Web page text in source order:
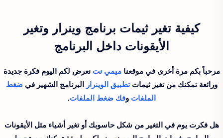
كيفية تغير ثيمات برنامج وينرار وتغير
الأيقونات داخل البرنامج
مرحباً بكم مرة أخرى في موقعناميمي نت نعرض لكم اليوم فكرة جديدة
ورائعة تمكنك من تغير ثيماتتطبيق الوينرار البرنامج الشهير فيضغط
الملفات وفك ضغط الملفات.
هل فكرت يوم في التغير من شكل حاسوبك أو تغير أشياء مثل الأيقونات